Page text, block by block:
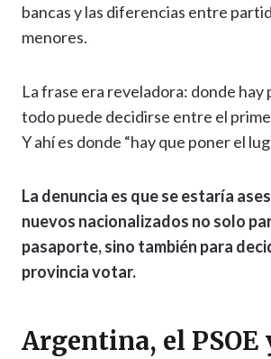
bancas y las diferencias entre
menores.
La frase era reveladora: donde hay
todo puede decidirse entre el
Y ahí es donde “hay que poner el
La denuncia es que se estaría
nuevos nacionalizados no solo
pasaporte, sino también para
provincia votar.
Argentina, el PSOE